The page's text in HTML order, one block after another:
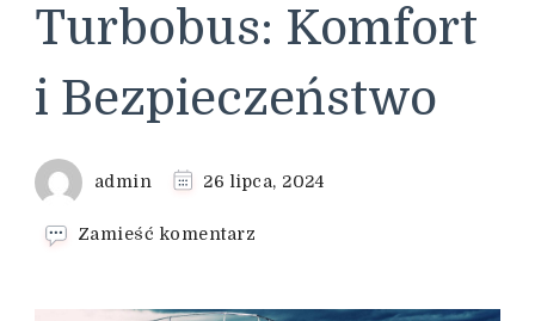
Turbobus: Komfort
i Bezpieczeństwo
admin 26 lipca, 2024
Zamieść komentarz
z